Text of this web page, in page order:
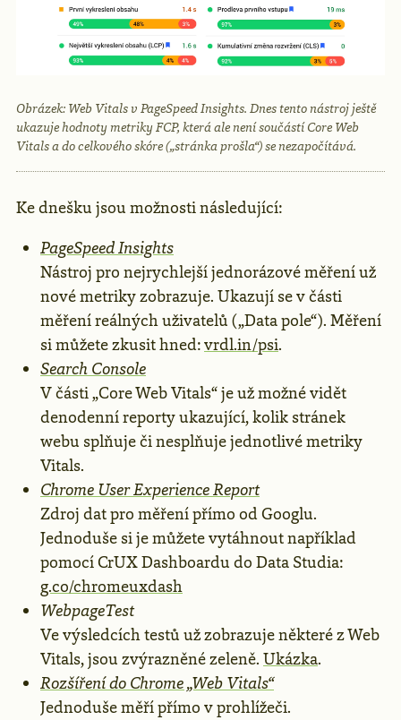
Obrázek: Web Vitals v PageSpeed Insights. Dnes tento nástroj ještě
ukazuje hodnoty metriky FCP, která ale není součástí Core Web
Vitals a do celkového skóre („stránka prošla“) se nezapočítává.
Ke dnešku jsou možnosti následující:
PageSpeed Insights
Nástroj pro nejrychlejší jednorázové měření už
nové metriky zobrazuje. Ukazují se v části
měření reálných uživatelů („Data pole“). Měření
si můžete zkusit hned:vrdl.in/psi.
Search Console
V části „Core Web Vitals“ je už možné vidět
denodenní reporty ukazující, kolik stránek
webu splňuje či nesplňuje jednotlivé metriky
Vitals.
Chrome User Experience Report
Zdroj dat pro měření přímo od Googlu.
Jednoduše si je můžete vytáhnout například
pomocí CrUX Dashboardu do Data Studia:
g.co/chromeuxdash
WebpageTest
Ve výsledcích testů už zobrazuje některé z Web
Vitals, jsou zvýrazněné zeleně. Ukázka.
Rozšíření do Chrome „Web Vitals“
Jednoduše měří přímo v prohlížeči.